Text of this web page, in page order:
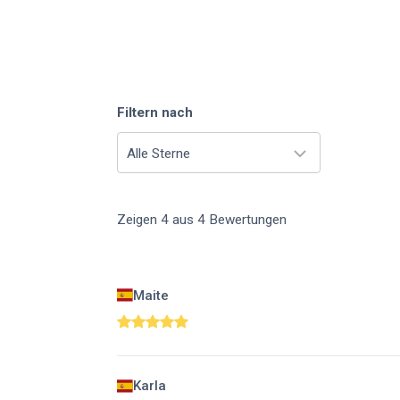
Filtern nach
Alle Sterne
Zeigen 4 aus 4 Bewertungen
Maite
Karla